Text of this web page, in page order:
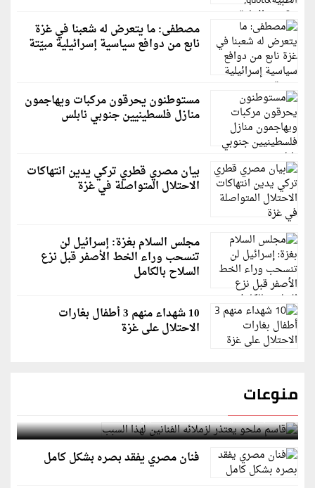
مصطفى: ما يتعرض له شعبنا في غزة
نابع من دوافع سياسية إسرائيلية مبيّتة
مستوطنون يحرقون مركبات ويهاجمون
منازل فلسطينيين جنوبي نابلس
بيان مصري قطري تركي يدين انتهاكات
الاحتلال المتواصلة في غزة
مجلس السلام بغزة: إسرائيل لن
تنسحب وراء الخط الأصفر قبل نزع
السلاح بالكامل
10 شهداء منهم 3 أطفال بغارات
الاحتلال على غزة
منوعات
قاسم ملحو يعتذر لزملائه الفنانين لهذا السبب
فنان مصري يفقد بصره بشكل كامل